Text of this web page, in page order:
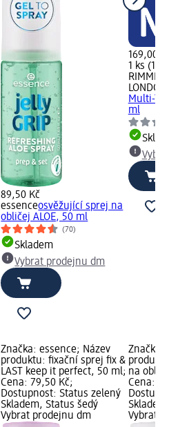
89,50 Kč
essenceosvěžující sprej na
obličej ALOE, 50 ml
(70)
Skladem
Vybrat prodejnu dm
169,00
1 ks
RIMMEL
LONDON
Multi-
ml
Značka: essence; Název
produktu: fixační sprej fix &
LAST keep it perfect, 50 ml;
Cena: 79,50 Kč;
Dostupnost: Status zelený
Skladem, Status šedý
Vybrat prodejnu dm
Značka:
na
Cena:
Vybrat